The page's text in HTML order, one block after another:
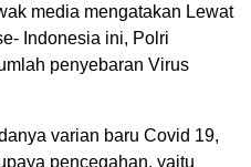
media mengatakan Lewat
Indonesia ini, Polri
penyebaran Virus
varian baru Covid 19,
pencegahan, yaitu